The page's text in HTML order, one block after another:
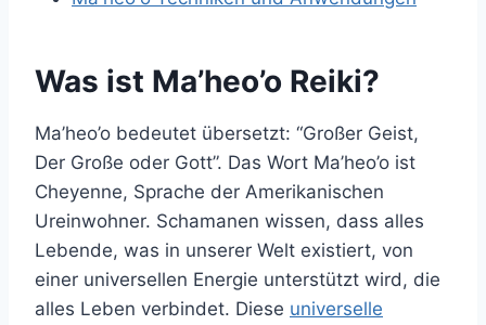
Was ist Ma’heo’o Reiki?
Ma’heo’o bedeutet übersetzt: “Großer Geist,
Der Große oder Gott”. Das Wort Ma’heo’o ist
Cheyenne, Sprache der Amerikanischen
Ureinwohner. Schamanen wissen, dass alles
Lebende, was in unserer Welt existiert, von
einer universellen Energie unterstützt wird, die
alles Leben verbindet. Diese universelle